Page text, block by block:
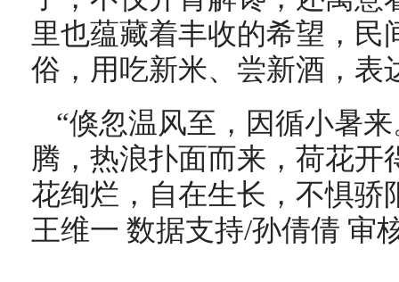
里也蕴藏着丰收的希望，民
俗，用吃新米、尝新酒，表
“倏忽温风至，因循小暑
腾，热浪扑面而来，荷花开
花绚烂，自在生长，不惧骄
王维一 数据支持/孙倩倩 审